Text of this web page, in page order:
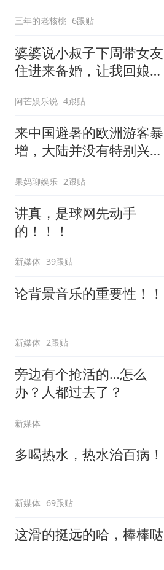
三年的老核桃 6跟贴
婆婆说小叔子下周带女友
住进来备婚，让我回娘家
阿芒娱乐说 4跟贴
来中国避暑的欧洲游客暴
增，大陆并没有特别兴
果妈聊娱乐 2跟贴
讲真，是球网先动手
的！！！
新媒体 39跟贴
论背景音乐的重要性！！
新媒体 2跟贴
旁边有个抢活的…怎么
办？人都过去了？
新媒体
多喝热水，热水治百病！
新媒体 69跟贴
这滑的挺远的哈，棒棒哒